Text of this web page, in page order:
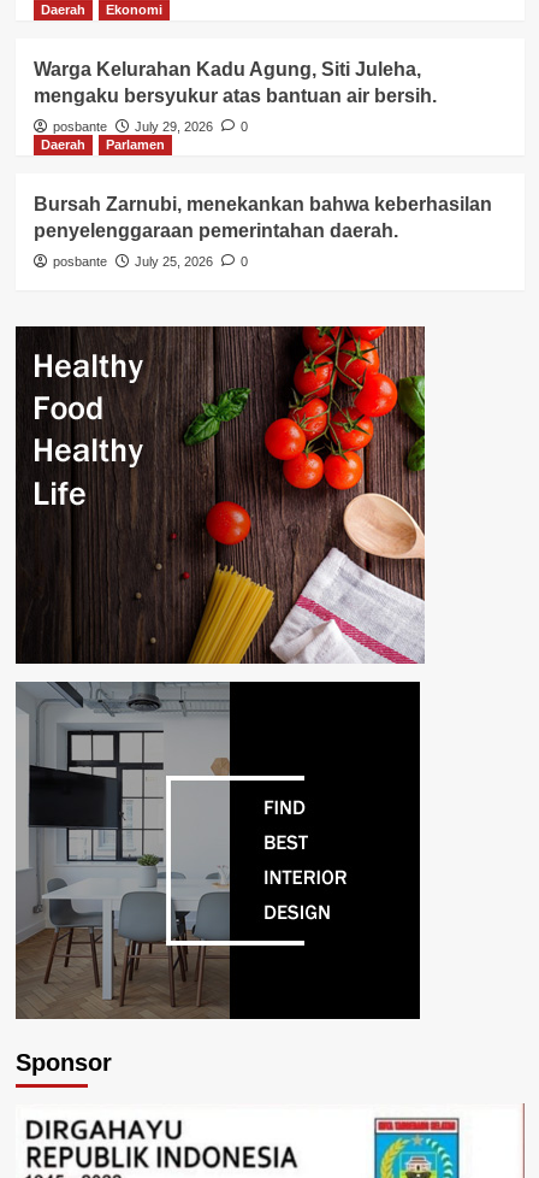
Daerah
Ekonomi
Warga Kelurahan Kadu Agung, Siti Juleha,
mengaku bersyukur atas bantuan air bersih.
posbante July 29, 2026
0
Daerah
Parlamen
Bursah Zarnubi, menekankan bahwa keberhasilan
penyelenggaraan pemerintahan daerah.
posbante July 25, 2026 0
Sponsor